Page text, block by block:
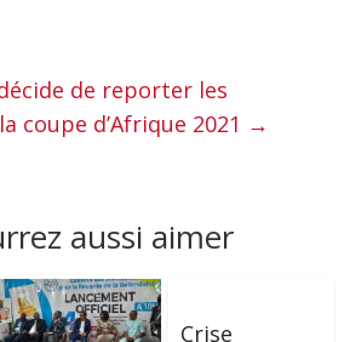
de reporter les
coupe d’Afrique 2021 →
aussi aimer
Crise